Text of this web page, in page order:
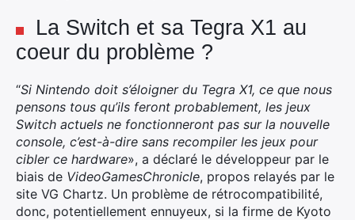
La Switch et sa Tegra X1 au
coeur du problème ?
“Si Nintendo doit s’éloigner du Tegra X1, ce que nous
pensons tous qu’ils feront probablement, les jeux
Switch actuels ne fonctionneront pas sur la nouvelle
console, c’est-à-dire sans recompiler les jeux pour
cibler ce hardware», a déclaré le développeur par le
biais de VideoGamesChronicle, propos relayés par le
site VG Chartz. Un problème de rétrocompatibilité,
donc, potentiellement ennuyeux, si la firme de Kyoto